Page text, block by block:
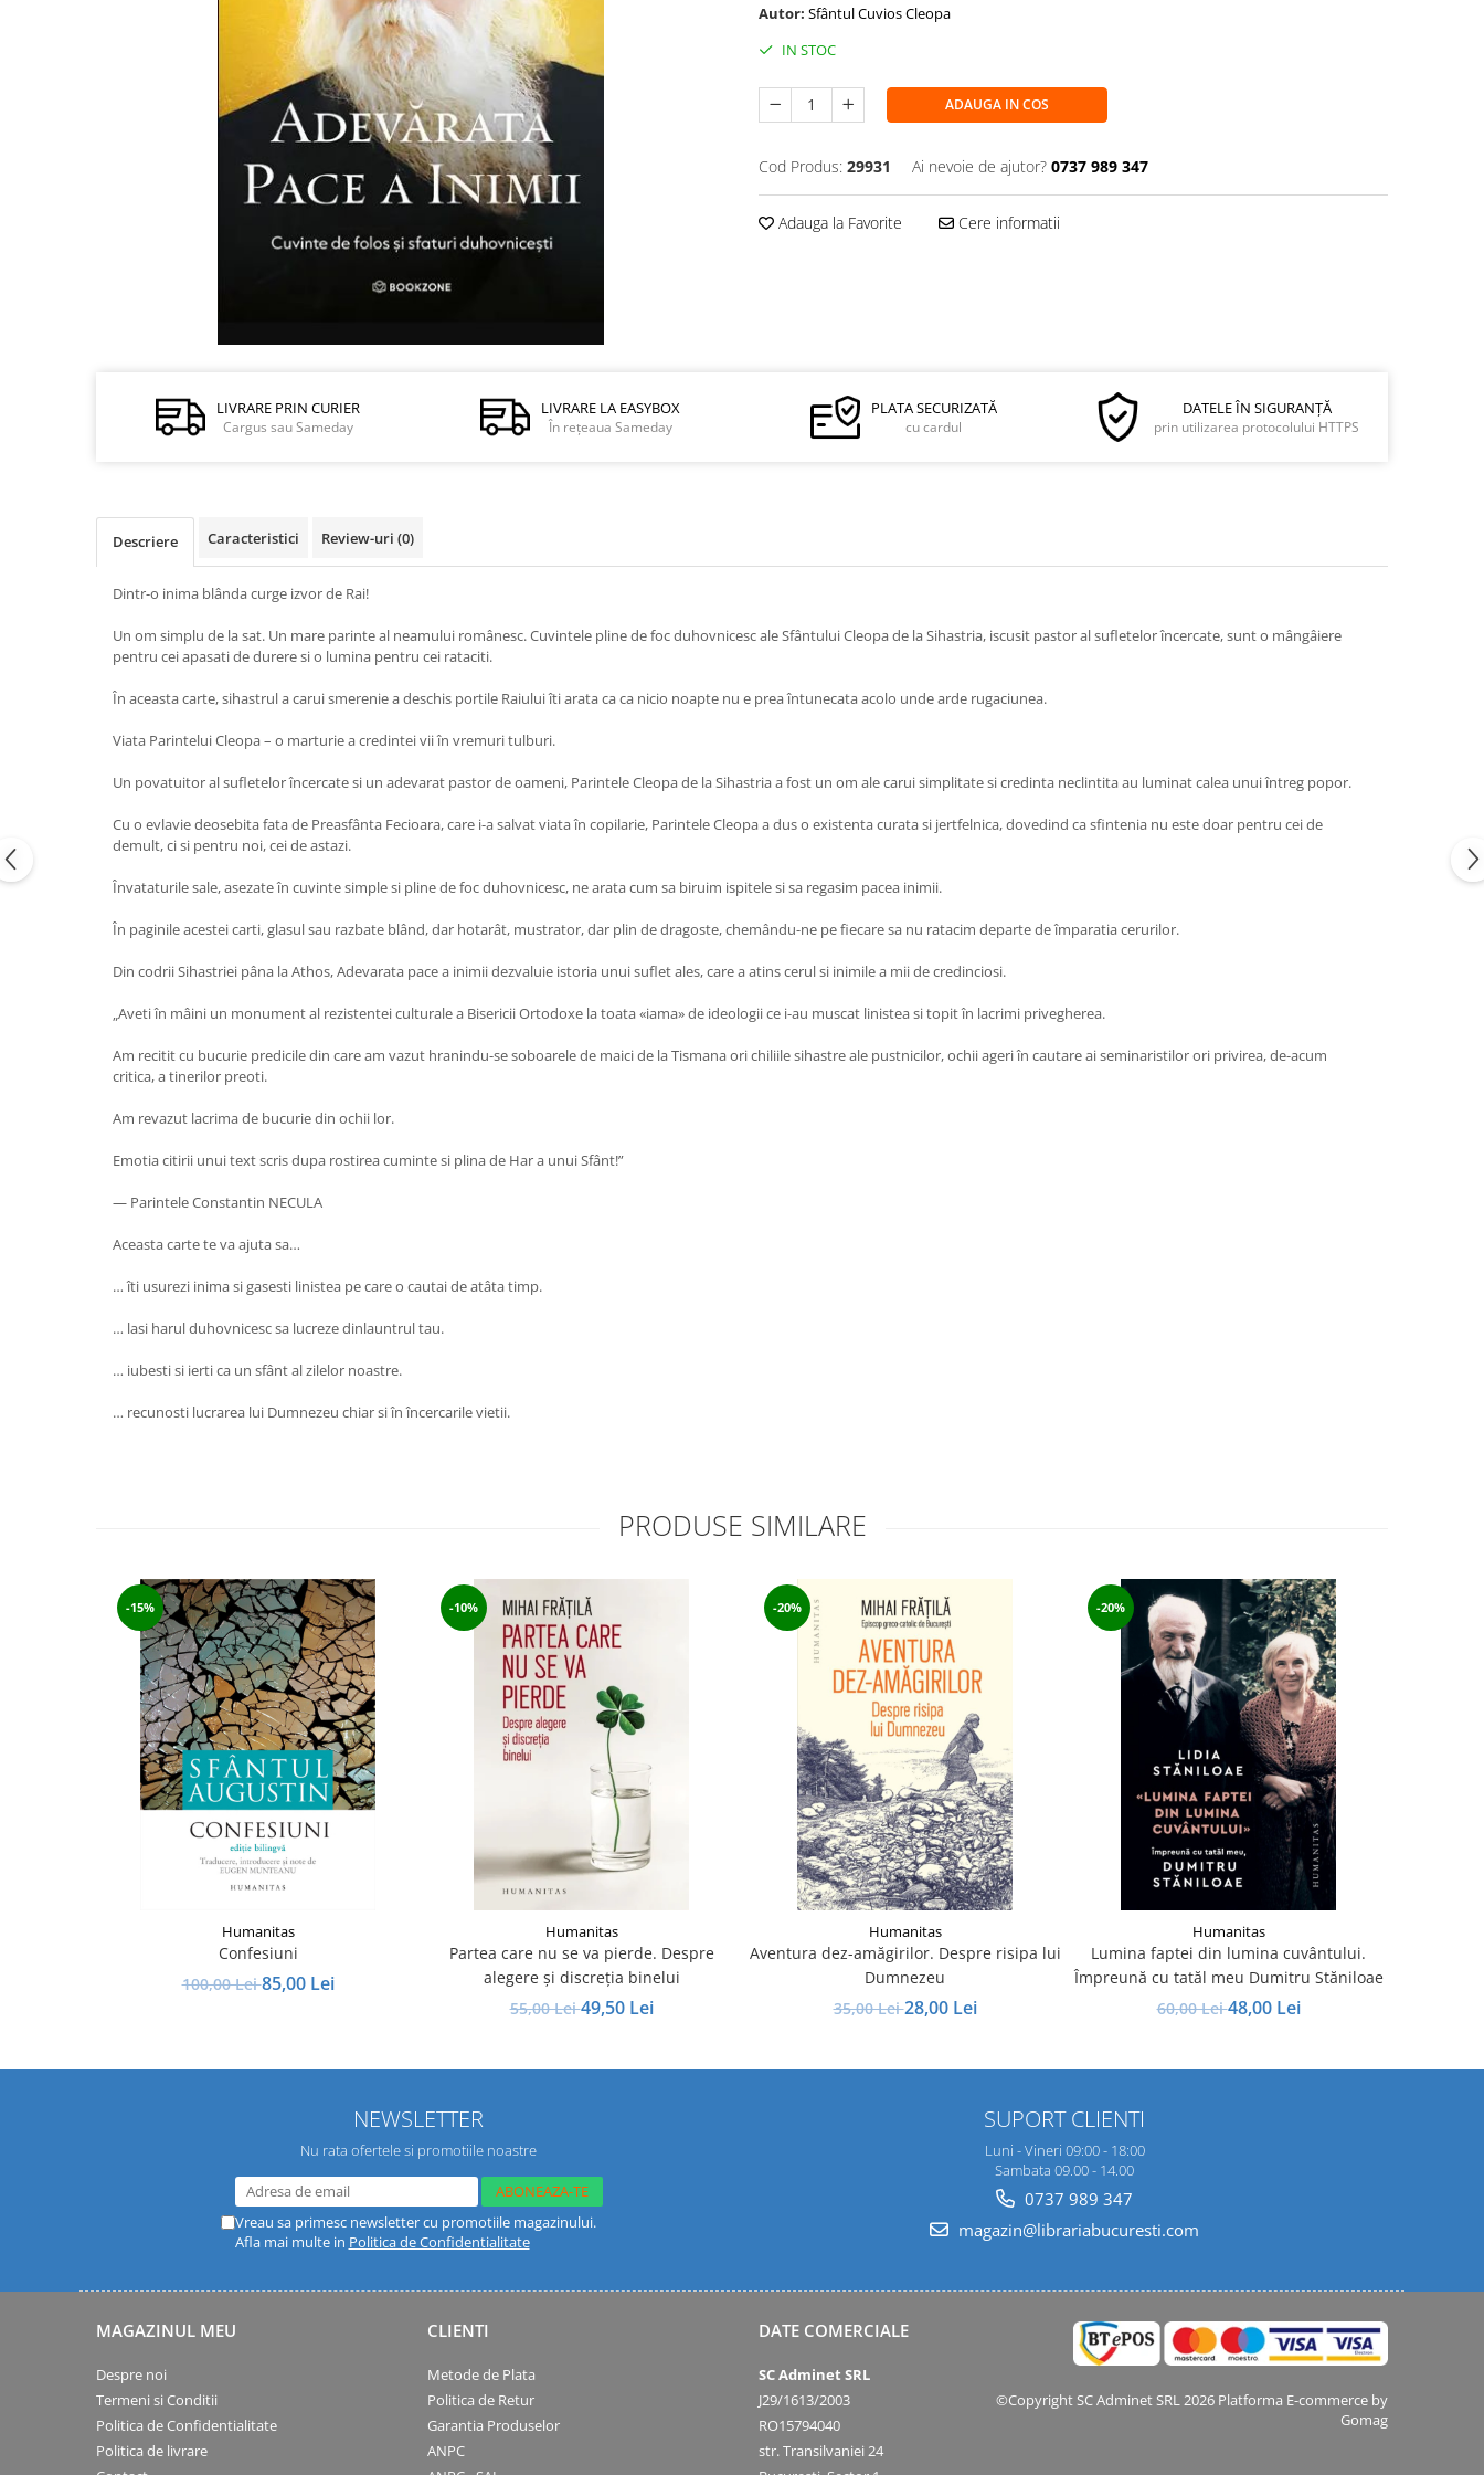
Autor: Sfântul Cuvios Cleopa
IN STOC
ADAUGA IN COS
Cod Produs: 29931 Ai nevoie de ajutor? 0737 989 347
Adauga la Favorite Cere informatii
LIVRARE PRIN CURIER
Cargus sau Sameday
LIVRARE LA EASYBOX
În rețeaua Sameday
PLATA SECURIZATĂ
cu cardul
DATELE ÎN SIGURANȚĂ
prin utilizarea protocolului HTTPS
Descriere Caracteristici Review-uri (0)
Dintr-o inima blânda curge izvor de Rai!
Un om simplu de la sat. Un mare parinte al neamului românesc. Cuvintele pline de foc duhovnicesc ale Sfântului Cleopa de la Sihastria, iscusit pastor al sufletelor încercate, sunt o mângâiere
pentru cei apasati de durere si o lumina pentru cei rataciti.
În aceasta carte, sihastrul a carui smerenie a deschis portile Raiului îti arata ca ca nicio noapte nu e prea întunecata acolo unde arde rugaciunea.
Viata Parintelui Cleopa – o marturie a credintei vii în vremuri tulburi.
Un povatuitor al sufletelor încercate si un adevarat pastor de oameni, Parintele Cleopa de la Sihastria a fost un om ale carui simplitate si credinta neclintita au luminat calea unui întreg popor.
Cu o evlavie deosebita fata de Preasfânta Fecioara, care i-a salvat viata în copilarie, Parintele Cleopa a dus o existenta curata si jertfelnica, dovedind ca sfintenia nu este doar pentru cei de
demult, ci si pentru noi, cei de astazi.
Învataturile sale, asezate în cuvinte simple si pline de foc duhovnicesc, ne arata cum sa biruim ispitele si sa regasim pacea inimii.
În paginile acestei carti, glasul sau razbate blând, dar hotarât, mustrator, dar plin de dragoste, chemându-ne pe fiecare sa nu ratacim departe de împaratia cerurilor.
Din codrii Sihastriei pâna la Athos, Adevarata pace a inimii dezvaluie istoria unui suflet ales, care a atins cerul si inimile a mii de credinciosi.
„Aveti în mâini un monument al rezistentei culturale a Bisericii Ortodoxe la toata «iama» de ideologii ce i-au muscat linistea si topit în lacrimi privegherea.
Am recitit cu bucurie predicile din care am vazut hranindu-se soboarele de maici de la Tismana ori chiliile sihastre ale pustnicilor, ochii ageri în cautare ai seminaristilor ori privirea, de-acum
critica, a tinerilor preoti.
Am revazut lacrima de bucurie din ochii lor.
Emotia citirii unui text scris dupa rostirea cuminte si plina de Har a unui Sfânt!”
— Parintele Constantin NECULA
Aceasta carte te va ajuta sa…
… îti usurezi inima si gasesti linistea pe care o cautai de atâta timp.
… lasi harul duhovnicesc sa lucreze dinlauntrul tau.
… iubesti si ierti ca un sfânt al zilelor noastre.
… recunosti lucrarea lui Dumnezeu chiar si în încercarile vietii.
PRODUSE SIMILARE
-15%
Humanitas
Confesiuni
100,00 Lei85,00 Lei
-10%
Humanitas
Partea care nu se va pierde. Despre
alegere şi discreţia binelui
55,00 Lei49,50 Lei
-20%
Humanitas
Aventura dez-amăgirilor. Despre risipa lui
Dumnezeu
35,00 Lei28,00 Lei
-20%
Humanitas
Lumina faptei din lumina cuvântului.
Împreună cu tatăl meu Dumitru Stăniloae
60,00 Lei48,00 Lei
NEWSLETTER
Nu rata ofertele si promotiile noastre
Vreau sa primesc newsletter cu promotiile magazinului.
Afla mai multe in Politica de Confidentialitate
SUPORT CLIENTI
Luni - Vineri 09:00 - 18:00
Sambata 09.00 - 14.00
0737 989 347
magazin@librariabucuresti.com
MAGAZINUL MEU
Despre noi
Termeni si Conditii
Politica de Confidentialitate
Politica de livrare
CLIENTI
Metode de Plata
Politica de Retur
Garantia Produselor
ANPC
DATE COMERCIALE
SC Adminet SRL
J29/1613/2003
RO15794040
str. Transilvaniei 24
©Copyright SC Adminet SRL 2026 Platforma E-commerce by
Gomag